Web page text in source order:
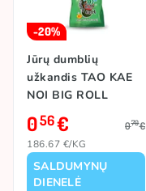
Prekės ženklas
-20%
SALDUMYNŲ
DIENELĖ
Jūrų dumblių
užkandis TAO KAE
NOI BIG ROLL
(CLASSIC), 3g
056€ 070€
186.67 €/KG